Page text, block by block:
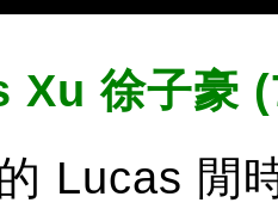
Xu 徐子豪
Lucas 閒